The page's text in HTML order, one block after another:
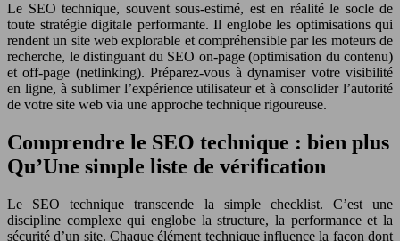
Le SEO technique, souvent sous-estimé, est en réalité le socle de
toute stratégie digitale performante. Il englobe les optimisations qui
rendent un site web explorable et compréhensible par les moteurs de
recherche, le distinguant du SEO on-page (optimisation du contenu)
et off-page (netlinking). Préparez-vous à dynamiser votre visibilité
en ligne, à sublimer l’expérience utilisateur et à consolider l’autorité
de votre site web via une approche technique rigoureuse.
Comprendre le SEO technique : bien plus
Qu’Une simple liste de vérification
Le SEO technique transcende la simple checklist. C’est une
discipline complexe qui englobe la structure, la performance et la
sécurité d’un site. Chaque élément technique influence la façon dont